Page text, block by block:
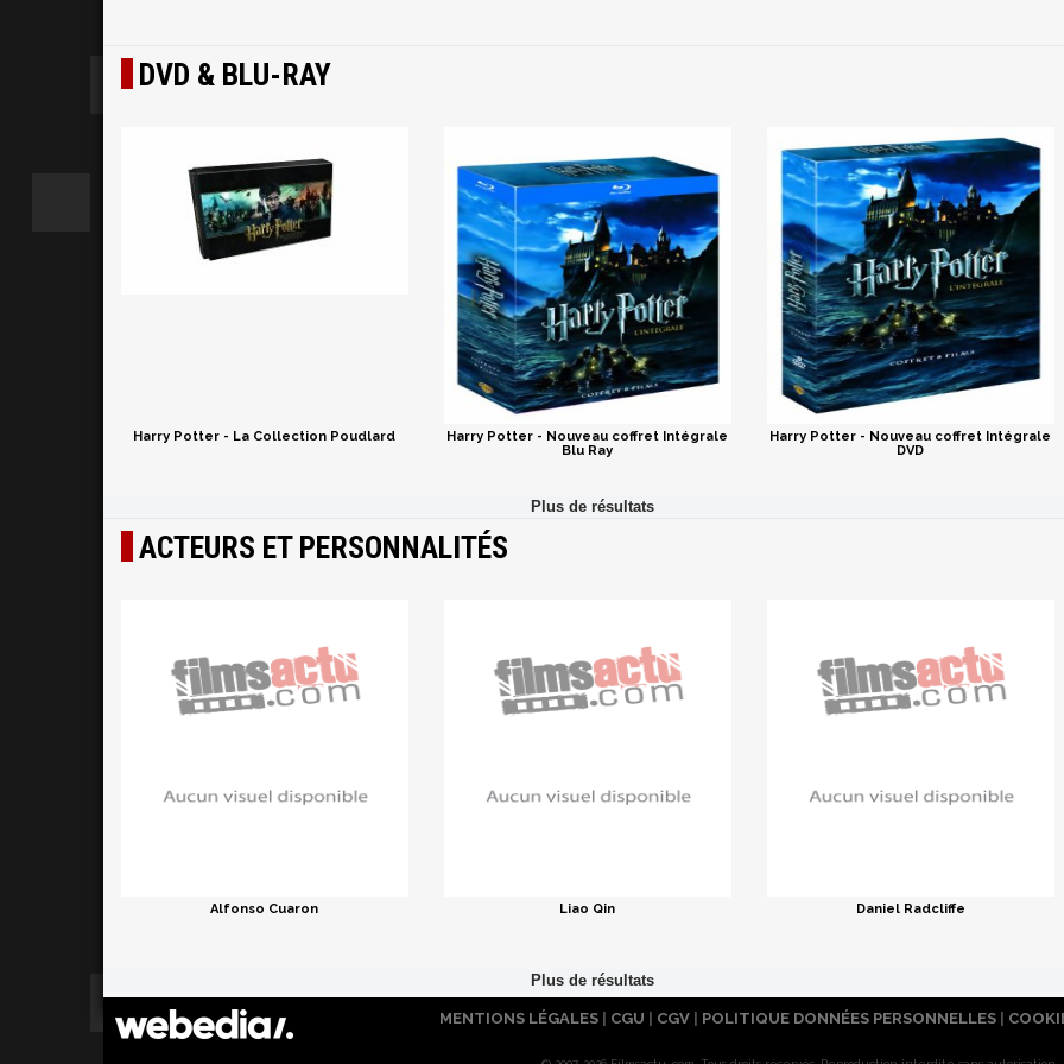
DVD & BLU-RAY
Harry Potter - La Collection Poudlard
Harry Potter - Nouveau coffret Intégrale
Blu Ray
Harry Potter - Nouveau coffret Intégrale
DVD
ACTEURS ET PERSONNALITÉS
Alfonso Cuaron Liao Qin Daniel Radcliffe
MENTIONS LÉGALES CGU CGV POLITIQUE DONNÉES PERSONNELLES